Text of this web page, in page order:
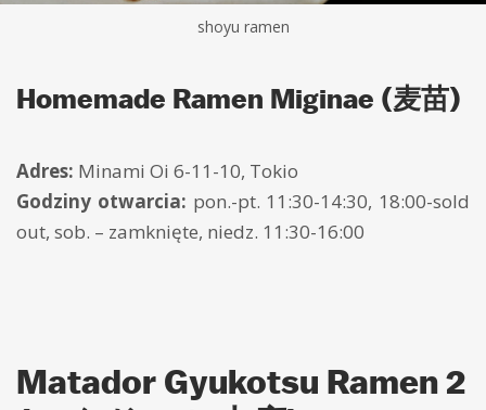
shoyu ramen
Homemade Ramen Miginae (麦苗)
Adres: Minami Oi 6-11-10, Tokio
Godziny otwarcia: pon.-pt. 11:30-14:30, 18:00-sold
out, sob. – zamknięte, niedz. 11:30-16:00
Matador Gyukotsu Ramen 2